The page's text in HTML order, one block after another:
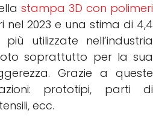
stampa 3D con polimeri
2023 e una stima di 4,4
utilizzate nell’industria
soprattutto per la sua
Grazie a queste
prototipi, parti di
ecc.